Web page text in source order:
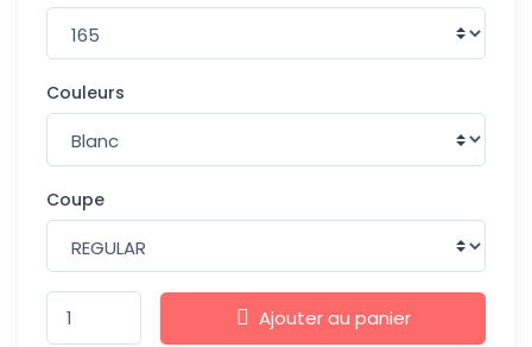
Couleurs
Coupe
Ajouter au panier